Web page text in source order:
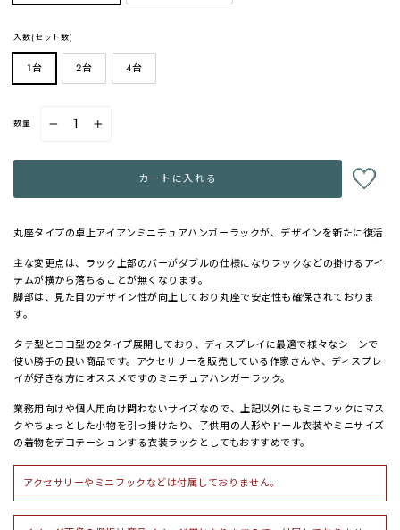
入数(セット数)
1台 2台 4台
数量
+
カートに入れる
丸座タイプの卓上アイアンミニチュアハンガーラックが、デザインを新たに復活
主な変更点は、ラック上部のバーがダブルの仕様になりフックなどの掛けるアイ
テムが横から落ちることが無くなります。
脚部は、見た目のデザイン性が向上しており丸座で安定性も確保されておりま
す。
タテ型とヨコ型の2タイプ展開しており、ディスプレイに最適で様々なシーンで
使い勝手の良い商品です。アクセサリーを販売している作家さんや、ディスプレ
イが好きな方にオススメですのミニチュアハンガーラック。
業務用向けや個人用向け問わないサイズなので、上記以外にもミニフックにマス
クやちょっとした小物を引っ掛けたり、子供用の人形やドール衣装やミニサイズ
の着物をデコテーションする衣装ラックとしてもおすすめです。
アクセサリーやミニフックなどは付属しておりません。